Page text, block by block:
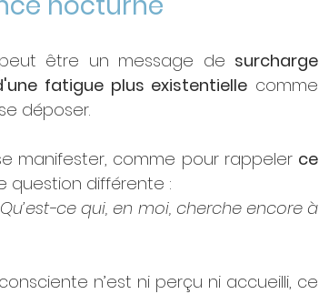
être un message de surcharge
fatigue plus existentielle comme
déposer.
manifester, comme pour rappeler ce
question différente :
Qu’est-ce qui, en moi, cherche encore à
n’est ni perçu ni accueilli, ce